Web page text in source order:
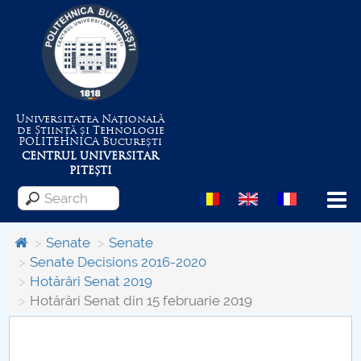
Universitatea Națională
de Știință și Tehnologie
POLITEHNICABucurești
CENTRUL UNIVERSITAR
PITEȘTI
Menu
About the University
Centrul de Management al Proiectelor
Senate
Senate
Senate Decisions 2016-2020
Hotărâri Senat 2019
Hotărâri Senat din 15 februarie 2019